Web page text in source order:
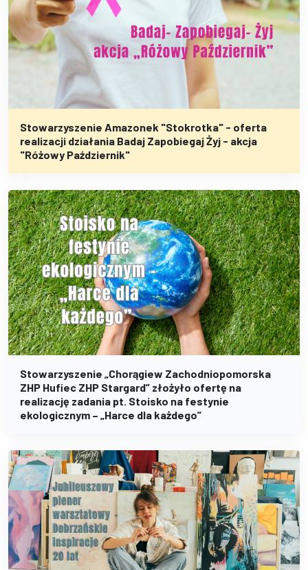
Stowarzyszenie Amazonek "Stokrotka" - oferta
realizacji działania Badaj Zapobiegaj Żyj - akcja
"Różowy Październik"
Stowarzyszenie „Chorągiew Zachodniopomorska
ZHP Hufiec ZHP Stargard” złożyło ofertę na
realizację zadania pt. Stoisko na festynie
ekologicznym – „Harce dla każdego”